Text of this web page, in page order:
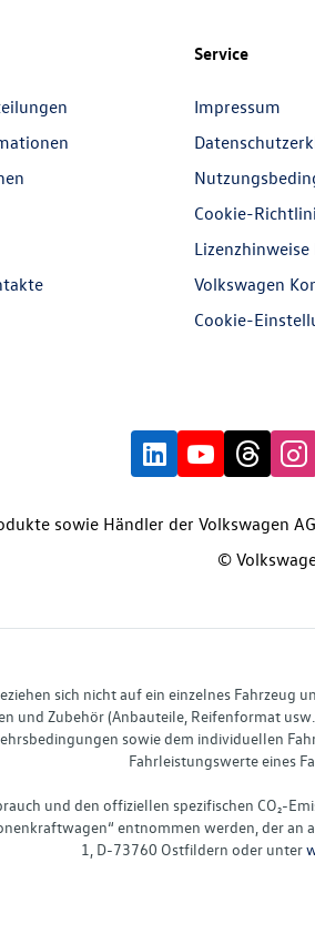
Service
Impressum
Cookie-
Volkswagen
Cookie-
sowie Händler der Volkswagen
©
sich nicht auf ein einzelnes
und Zubehör (Anbauteile, Reifenformat
sowie dem individuellen
Fahrleistungswerte eines
und den offiziellen spezifischen CO₂-
entnommen werden, der
1, D-73760 Ostfildern oder unter